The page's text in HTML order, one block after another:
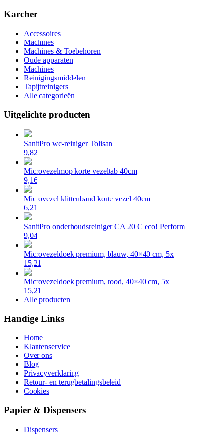
Karcher
Accessoires
Machines
Machines & Toebehoren
Oude apparaten
Machines
Reinigingsmiddelen
Tapijtreinigers
Alle categorieën
Uitgelichte producten
SanitPro wc-reiniger Tolisan
9,82
Microvezelmop korte vezeltab 40cm
9,16
Microvezel klittenband korte vezel 40cm
6,21
SanitPro onderhoudsreiniger CA 20 C eco! Perform
9,04
Microvezeldoek premium, blauw, 40×40 cm, 5x
15,21
Microvezeldoek premium, rood, 40×40 cm, 5x
15,21
Alle producten
Handige Links
Home
Klantenservice
Over ons
Blog
Privacyverklaring
Retour- en terugbetalingsbeleid
Cookies
Papier & Dispensers
Dispensers